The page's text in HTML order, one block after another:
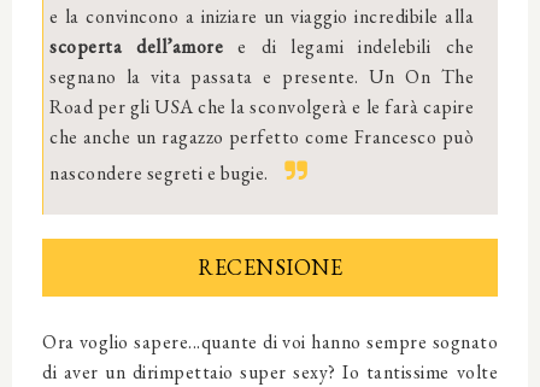
e la convincono a iniziare un viaggio incredibile alla
scoperta dell’amore e di legami indelebili che
segnano la vita passata e presente. Un On The
Road per gli USA che la sconvolgerà e le farà capire
che anche un ragazzo perfetto come Francesco può
nascondere segreti e bugie.
RECENSIONE
Ora voglio sapere...quante di voi hanno sempre sognato
di aver un dirimpettaio super sexy? Io tantissime volte